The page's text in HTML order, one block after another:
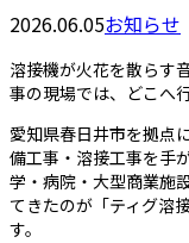
2026.06.05お知らせ
溶接機が火花を散ら
事の現場では、どこへ
愛知県春日井市を拠点
備工事・溶接工事を手
学・病院・大型商業施
てきたのが「ティグ溶
す。